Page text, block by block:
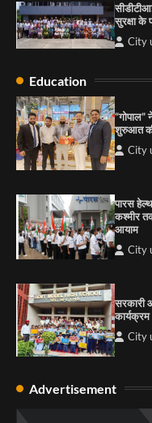
3
City
की कसम:
City
सुरक्षा के
City
Education
शुरुआत
City
पारस
कश्मीर
आयाम
City
सरकारी
City
Advertisement